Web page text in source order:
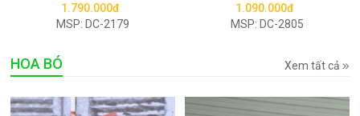
1.790.000đ
MSP: DC-2179
1.090.000đ
MSP: DC-2805
HOA BÓ Xem tất cả